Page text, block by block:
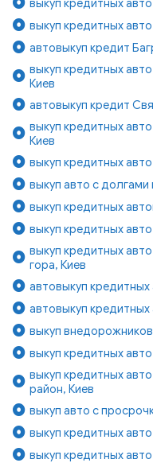
выкуп кредитных
автовыкуп кредит
выкуп кредитных
Киев
автовыкуп кредит
выкуп кредитных
Киев
выкуп кредитных
выкуп авто с долгами
выкуп кредитных
выкуп кредитных
выкуп кредитных
гора, Киев
автовыкуп кредитных
автовыкуп
выкуп
выкуп кредитных
выкуп кредитных
район, Киев
выкуп авто с
выкуп кредитных
выкуп кредитных